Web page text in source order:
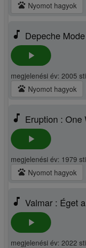
pets Nyomot hagyok
music_note Depeche
play_arrow
megjelenési év: 2005
pets Nyomot hagyok
music_note Eruption : One
play_arrow
megjelenési év: 1979
pets Nyomot hagyok
music_note Valmar : Éget
play_arrow
megjelenési év: 2022